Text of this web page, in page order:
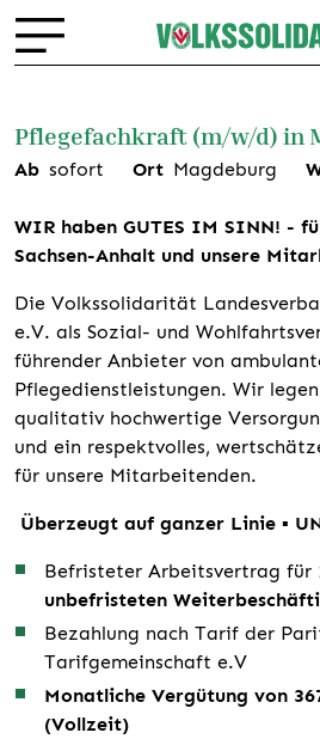
Pflegefachkraft (m/w/d) in
Ab sofort Ort Magdeburg
WIR haben GUTES IM SINN! -
Sachsen-Anhalt und unsere
Die Volkssolidarität
e.V. als Sozial- und
führender Anbieter von
Pflegedienstleistungen. Wir
qualitativ hochwertige
und ein respektvolles,
für unsere Mitarbeitenden.
Überzeugt auf ganzer Linie ▪
Befristeter Arbeitsvertrag für
unbefristeten
Bezahlung nach Tarif der
Tarifgemeinschaft e.V
Monatliche Vergütung von
(Vollzeit)